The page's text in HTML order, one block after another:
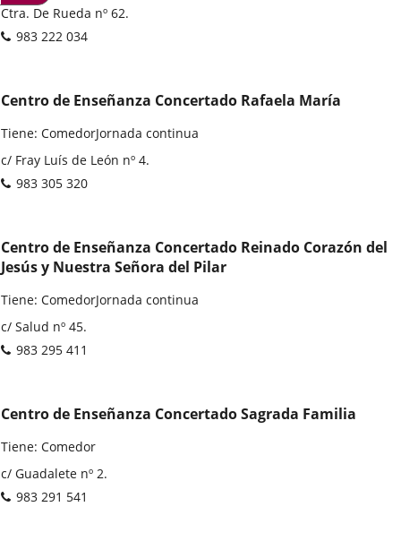
Dirección
postal
Ctra. De Rueda nº 62.
Teléfonos
983 222 034
Centro de Enseñanza Concertado Rafaela María
Tiene: ComedorJornada continua
Dirección
postal
c/ Fray Luís de León nº 4.
Teléfonos
983 305 320
Centro de Enseñanza Concertado Reinado Corazón del
Jesús y Nuestra Señora del Pilar
Tiene: ComedorJornada continua
Dirección
postal
c/ Salud nº 45.
Teléfonos
983 295 411
Centro de Enseñanza Concertado Sagrada Familia
Tiene: Comedor
Dirección
postal
c/ Guadalete nº 2.
Teléfonos
983 291 541